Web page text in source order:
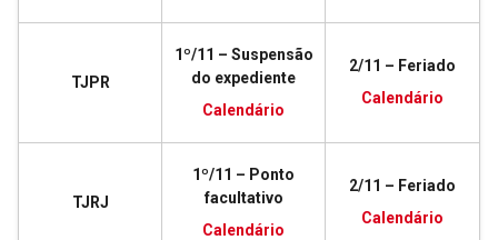
TJPR
1º/11 – Suspensão
do expediente
Calendário
2/11 – Feriado
Calendário
TJRJ
1º/11 – Ponto
facultativo
Calendário
2/11 – Feriado
Calendário